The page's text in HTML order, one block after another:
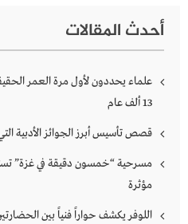
أحدث المقالات
علماء يحددون لأول مرة العمر
13 ألف عام
قصص تأسيس أبرز الجوائز الأدبية
مسرحية “خمسون دقيقة في غزة”
مؤثرة
اللوفر يكشف حواراً فنياً بين